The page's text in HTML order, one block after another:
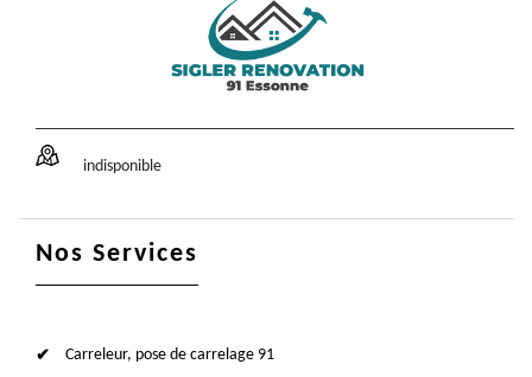
indisponible
Nos Services
Carreleur, pose de carrelage 91